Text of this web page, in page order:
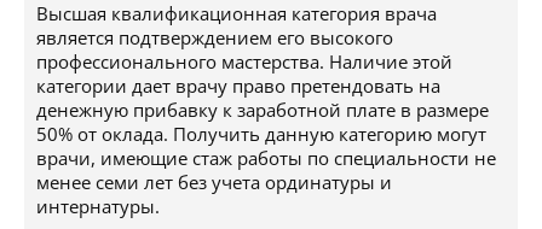
Высшая квалификационная категория врача
является подтверждением его высокого
профессионального мастерства. Наличие этой
категории дает врачу право претендовать на
денежную прибавку к заработной плате в размере
50% от оклада. Получить данную категорию могут
врачи, имеющие стаж работы по специальности не
менее семи лет без учета ординатуры и
интернатуры.